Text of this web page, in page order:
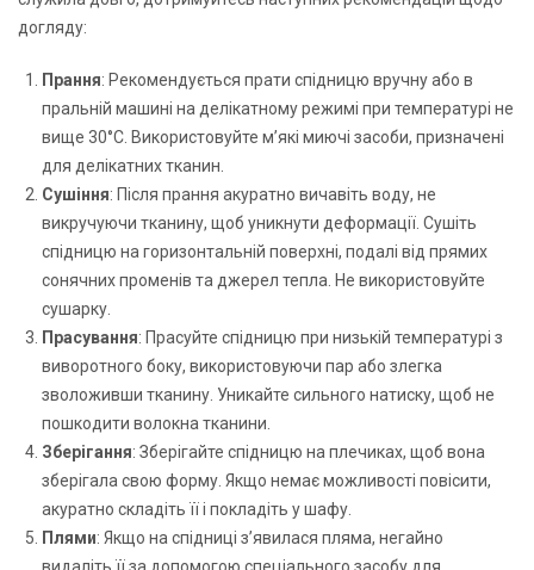
догляду:
Прання: Рекомендується прати спідницю вручну або в
пральній машині на делікатному режимі при температурі не
вище 30°C. Використовуйте м’які миючі засоби, призначені
для делікатних тканин.
Сушіння: Після прання акуратно вичавіть воду, не
викручуючи тканину, щоб уникнути деформації. Сушіть
спідницю на горизонтальній поверхні, подалі від прямих
сонячних променів та джерел тепла. Не використовуйте
сушарку.
Прасування: Прасуйте спідницю при низькій температурі з
виворотного боку, використовуючи пар або злегка
зволоживши тканину. Уникайте сильного натиску, щоб не
пошкодити волокна тканини.
Зберігання: Зберігайте спідницю на плечиках, щоб вона
зберігала свою форму. Якщо немає можливості повісити,
акуратно складіть її і покладіть у шафу.
Плями: Якщо на спідниці з’явилася пляма, негайно